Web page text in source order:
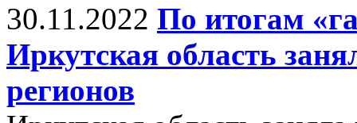
30.11.2022 По итогам
Иркутская область
регионов